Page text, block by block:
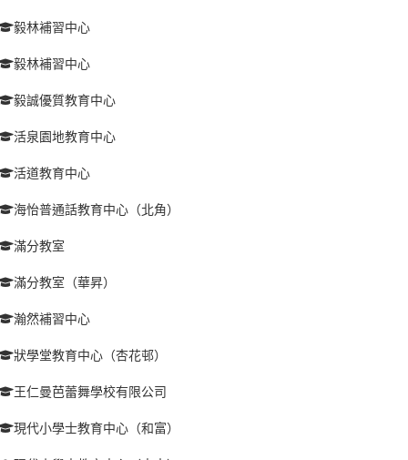
毅林補習中心
毅林補習中心
毅誠優質教育中心
活泉園地教育中心
活道教育中心
海怡普通話教育中心（北角）
滿分教室
滿分教室（華昇）
瀚然補習中心
狀學堂教育中心（杏花邨）
王仁曼芭蕾舞學校有限公司
現代小學士教育中心（和富）